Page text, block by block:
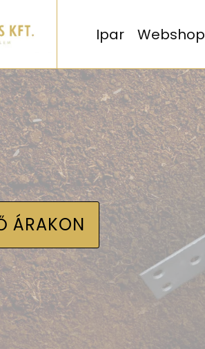
Ipar Webshop
ÁRAKON